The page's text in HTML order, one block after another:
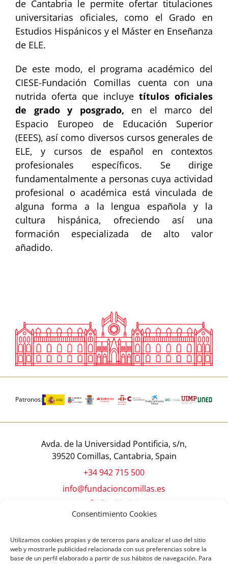
Consentimiento Cookies
Utilizamos cookies propias y de terceros para analizar el uso del sitio
web y mostrarle publicidad relacionada con sus preferencias sobre la
base de un perfil elaborado a partir de sus hábitos de navegación. Para
de Cantabria le permite ofertar titulaciones
universitarias oficiales, como el Grado en
Estudios Hispánicos y el Máster en Enseñanza
de ELE.
De este modo, el programa académico del
CIESE-Fundación Comillas cuenta con una
nutrida oferta que incluye títulos oficiales
de grado y posgrado, en el marco del
Espacio Europeo de Educación Superior
(EEES), así como diversos cursos generales de
ELE, y cursos de español en contextos
profesionales específicos. Se dirige
fundamentalmente a personas cuya actividad
profesional o académica está vinculada de
alguna forma a la lengua española y la
cultura hispánica, ofreciendo así una
formación especializada de alto valor
añadido.
Patronos:
Avda. de la Universidad Pontificia, s/n,
39520 Comillas, Cantabria, Spain
+34 942 715 500
info@fundacioncomillas.es